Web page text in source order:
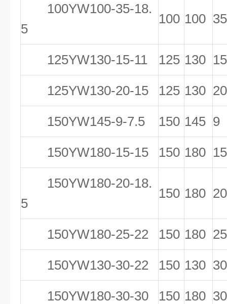
100YW100-35-18.
5
100 100 35
125YW130-15-11 125 130 15
125YW130-20-15 125 130 20
150YW145-9-7.5 150 145 9
150YW180-15-15 150 180 15
150YW180-20-18.
5
150 180 20
150YW180-25-22 150 180 25
150YW130-30-22 150 130 30
150YW180-30-30 150 180 30